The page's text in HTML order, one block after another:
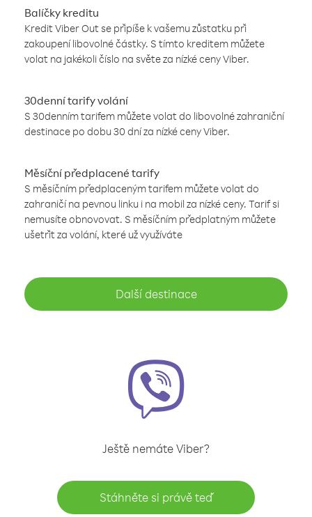
Balíčky kreditu
Kredit Viber Out se připíše k vašemu zůstatku při
zakoupení libovolné částky. S tímto kreditem můžete
volat na jakékoli číslo na světe za nízké ceny Viber.
30denní tarify volání
S 30denním tarifem můžete volat do libovolné zahraniční
destinace po dobu 30 dní za nízké ceny Viber.
Měsíční předplacené tarify
S měsíčním předplaceným tarifem můžete volat do
zahraničí na pevnou linku i na mobil za nízké ceny. Tarif si
nemusíte obnovovat. S měsíčním předplatným můžete
ušetřit za volání, které už využíváte
Další destinace
Ještě nemáte Viber?
Stáhněte si právě teď